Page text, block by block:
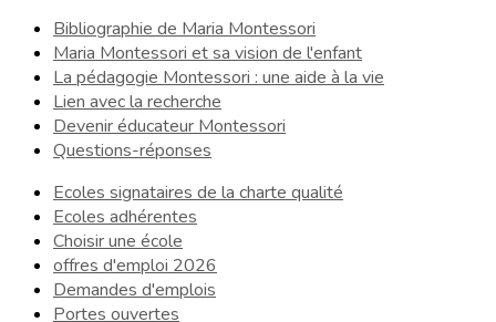
Bibliographie de Maria Montessori
Maria Montessori et sa vision de l'enfant
La pédagogie Montessori : une aide à la vie
Lien avec la recherche
Devenir éducateur Montessori
Questions-réponses
Ecoles signataires de la charte qualité
Ecoles adhérentes
Choisir une école
offres d'emploi 2026
Demandes d'emplois
Portes ouvertes